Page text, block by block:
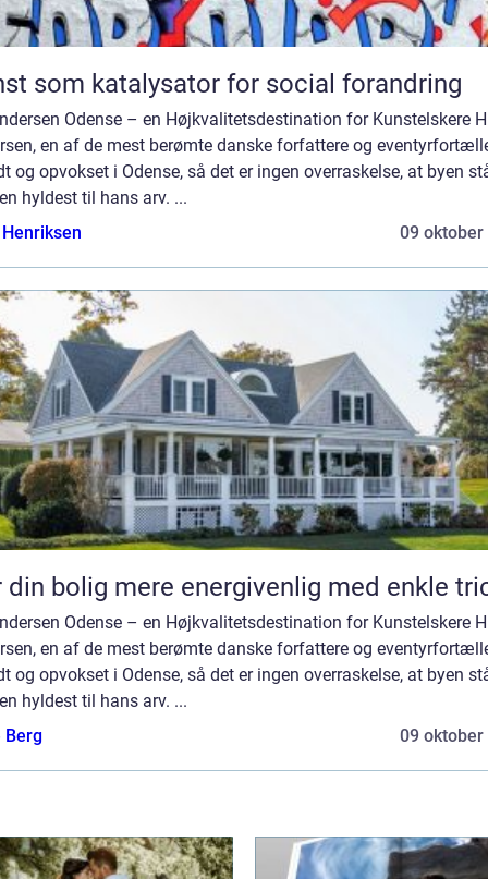
som katalysator for social forandring
Odense – en Højkvalitetsdestination for Kunstelskere
en af de mest berømte danske forfattere og
og opvokset i Odense, så det er ingen overraskelse, at byen
hyldest til hans arv. ...
09 oktober
din bolig mere energivenlig med enkle
Odense – en Højkvalitetsdestination for Kunstelskere
en af de mest berømte danske forfattere og
og opvokset i Odense, så det er ingen overraskelse, at byen
hyldest til hans arv. ...
Berg
09 oktober